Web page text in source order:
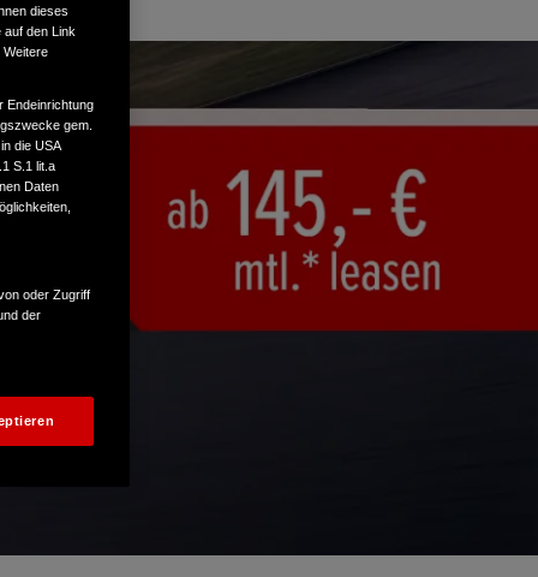
dieses
auf den Link
Weitere
Endeinrichtung
gem.
die USA
S.1 lit.a
Daten
oder Zugriff
der